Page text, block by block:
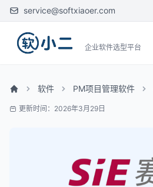
service@softxiaoer.com
企业软件选型平台
软件 PM项目管理软件
更新时间：2026年3月29日